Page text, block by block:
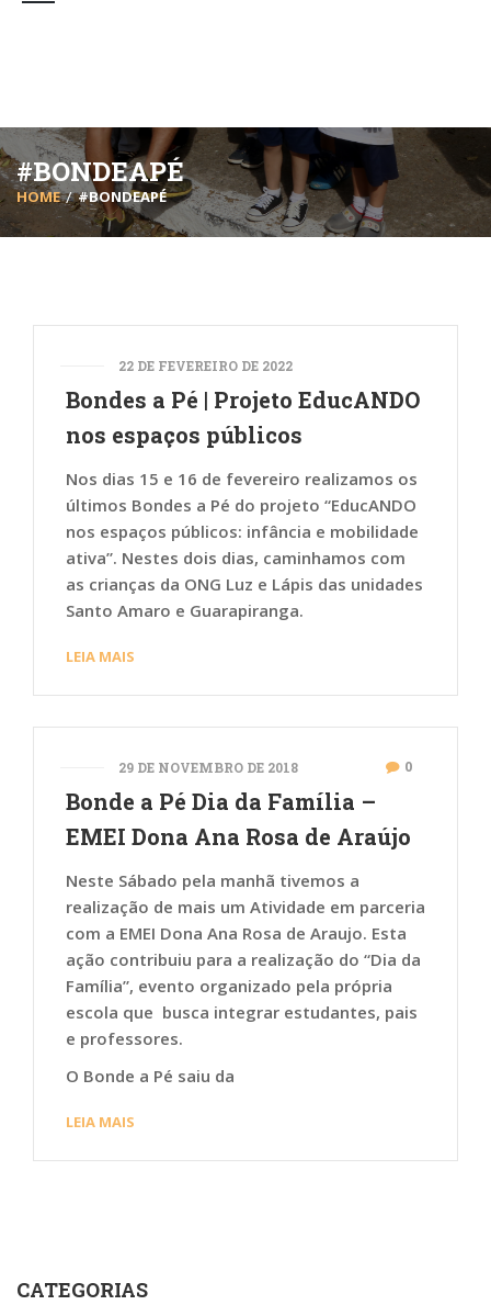
#BONDEAPÉ
HOME #BONDEAPÉ
22 DE FEVEREIRO DE 2022
Bondes a Pé | Projeto EducANDO
nos espaços públicos
Nos dias 15 e 16 de fevereiro realizamos os
últimos Bondes a Pé do projeto “EducANDO
nos espaços públicos: infância e mobilidade
ativa”. Nestes dois dias, caminhamos com
as crianças da ONG Luz e Lápis das unidades
Santo Amaro e Guarapiranga.
LEIA MAIS
29 DE NOVEMBRO DE 2018 0
Bonde a Pé Dia da Família –
EMEI Dona Ana Rosa de Araújo
Neste Sábado pela manhã tivemos a
realização de mais um Atividade em parceria
com a EMEI Dona Ana Rosa de Araujo. Esta
ação contribuiu para a realização do “Dia da
Família”, evento organizado pela própria
escola que busca integrar estudantes, pais
e professores.
O Bonde a Pé saiu da
LEIA MAIS
CATEGORIAS